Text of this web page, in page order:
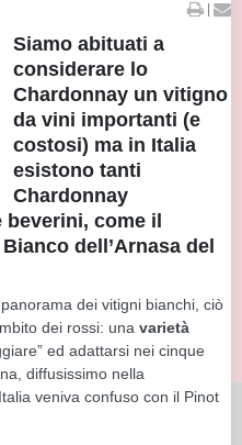
|
Siamo abituati a
considerare lo
Chardonnay un vitigno
da vini importanti (e
costosi) ma in Italia
esistono tanti
Chardonnay
beverini, come il
dell’Arnasa del
dei vitigni bianchi, ciò
dei rossi: una varietà
ed adattarsi nei cinque
diffusissimo nella
veniva confuso con il Pinot